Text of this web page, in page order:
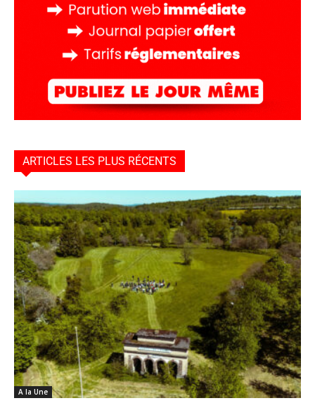
ARTICLES LES PLUS RÉCENTS
A la Une